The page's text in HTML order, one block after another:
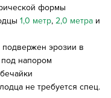
формы
1,0 метр, 2,0 метра и
эрозии в
под напором
не требуется спец.